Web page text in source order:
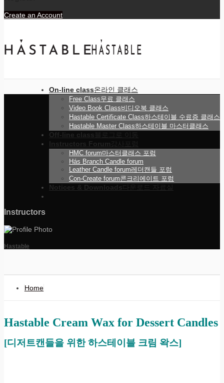
Create an Account
On-line class온라인 클래스
Free Class무료 클래스
Video Book Class비디오북 클래스
Hastable Certificate Class하스테이블 수료증 클래스
Hastable Master Class하스테이블 마스터클래스
Off-line class
Instructors Forum 강사포럼
HMC forum마스터클래스 포럼
Hás Branch Candle forum
Leather Candle forum레더캔들 포럼
Con-Create forum콘크리에이트 포럼
Notices & Downloads 다운로드 자료실
Instructors
Hastable
Home
Hastable Cream Wax for Dessert Candles
[디저트캔들을 위한 하스테이블 크림 왁스]